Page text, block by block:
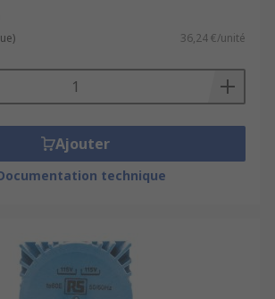
36,24 €/unité
Ajouter
technique